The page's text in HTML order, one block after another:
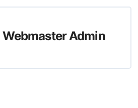
Webmaster Admin